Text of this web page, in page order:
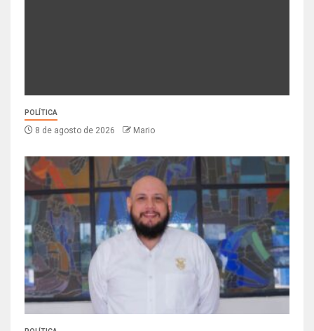
POLÍTICA
8 de agosto de 2026 Mario